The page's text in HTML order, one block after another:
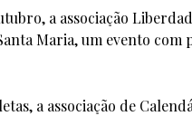
a associação
Maria, um evento com
a associação de